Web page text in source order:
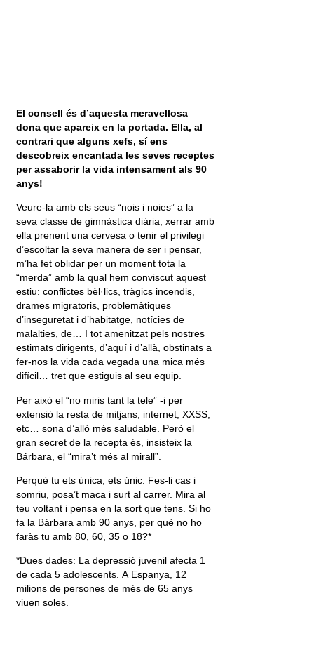
El consell és d’aquesta meravellosa
dona que apareix en la portada. Ella, al
contrari que alguns xefs, sí ens
descobreix encantada les seves receptes
per assaborir la vida intensament als 90
anys!
Veure-la amb els seus “nois i noies” a la
seva classe de gimnàstica diària, xerrar amb
ella prenent una cervesa o tenir el privilegi
d’escoltar la seva manera de ser i pensar,
m’ha fet oblidar per un moment tota la
“merda” amb la qual hem conviscut aquest
estiu: conflictes bèl·lics, tràgics incendis,
drames migratoris, problemàtiques
d’inseguretat i d’habitatge, notícies de
malalties, de… I tot amenitzat pels nostres
estimats dirigents, d’aquí i d’allà, obstinats a
fer-nos la vida cada vegada una mica més
difícil… tret que estiguis al seu equip.
Per això el “no miris tant la tele” -i per
extensió la resta de mitjans, internet, XXSS,
etc… sona d’allò més saludable. Però el
gran secret de la recepta és, insisteix la
Bárbara, el “mira’t més al mirall”.
Perquè tu ets única, ets únic. Fes-li cas i
somriu, posa’t maca i surt al carrer. Mira al
teu voltant i pensa en la sort que tens. Si ho
fa la Bárbara amb 90 anys, per què no ho
faràs tu amb 80, 60, 35 o 18?*
*Dues dades: La depressió juvenil afecta 1
de cada 5 adolescents. A Espanya, 12
milions de persones de més de 65 anys
viuen soles.